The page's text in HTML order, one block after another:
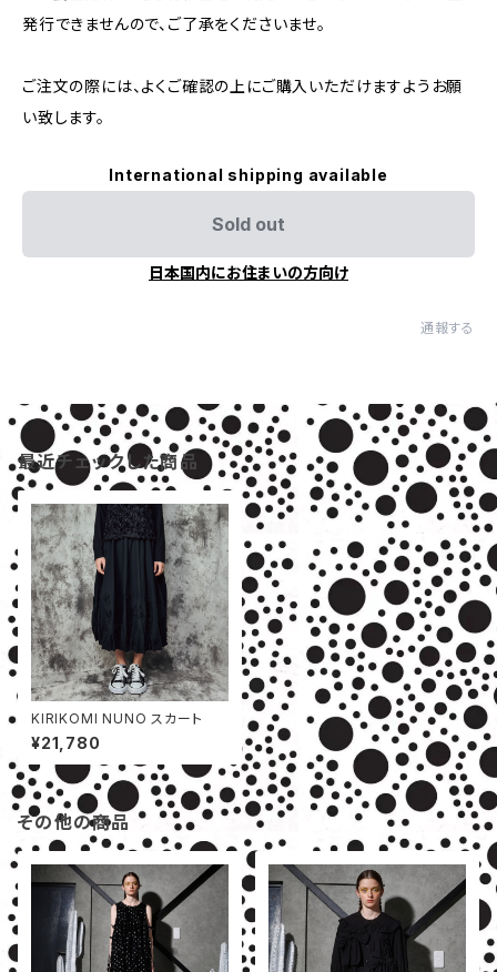
発行できませんので、ご了承をくださいませ。
ご注文の際には、よくご確認の上にご購入いただけますようお願
い致します。
International shipping available
Sold out
日本国内にお住まいの方向け
通報する
最近チェックした商品
KIRIKOMI NUNO スカート
¥21,780
その他の商品